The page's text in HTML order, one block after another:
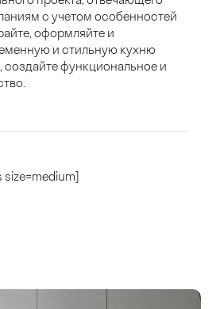
с учетом особенностей
оформляйте и
и стильную кухню
создайте функциональное и